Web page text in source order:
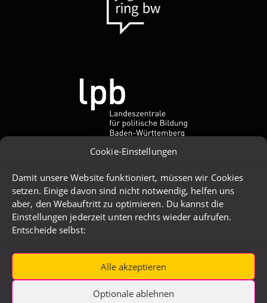
Cookie-Einstellungen
Damit unsere Website funktioniert, müssen wir Cookies
setzen. Einige davon sind nicht notwendig, helfen uns
aber, den Webauftritt zu optimieren. Du kannst die
Einstellungen jederzeit unten rechts wieder aufrufen.
Entscheide selbst:
Alle akzeptieren
Optionale ablehnen